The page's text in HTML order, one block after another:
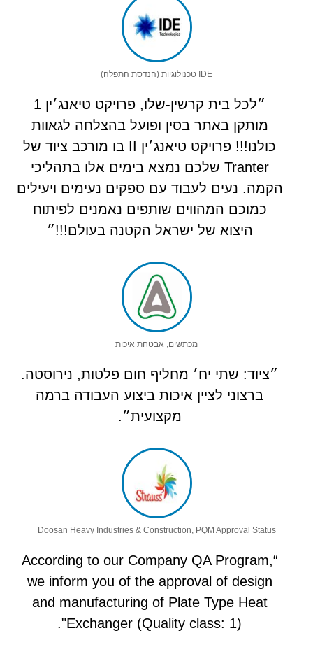
IDE טכנולוגיות (הנדסת התפלה)
״לכל בית קרשין-שלו, פרויקט טיאנג׳ין 1
מותקן באתר בסין ופועל בהצלחה לגאוות
כולנו!!! פרויקט טיאנג׳ין II בו מורכב ציוד של
Tranter שלכם נמצא בימים אלו בתהליכי
הקמה. נעים לעבוד עם ספקים נעימים ויעילים
כמוכם המהווים שותפים נאמנים לפיתוח
היצוא של ישראל הקטנה בעולם!!!״
מכתשים, אבטחת איכות
״ציוד: שתי יח׳ מחליף חום פלטות, נירוסטה.
ברצוני לציין איכות ביצוע העבודה ברמה
מקצועית״.
Doosan Heavy Industries & Construction, PQM Approval Status
“According to our Company QA Program,
we inform you of the approval of design
and manufacturing of Plate Type Heat
Exchanger (Quality class: 1)".